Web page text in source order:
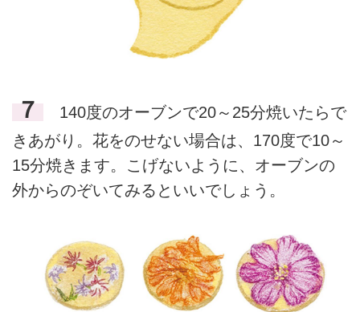
７
140度のオーブンで20～25分焼いたらで
きあがり。花をのせない場合は、170度で10～
15分焼きます。こげないように、オーブンの
外からのぞいてみるといいでしょう。